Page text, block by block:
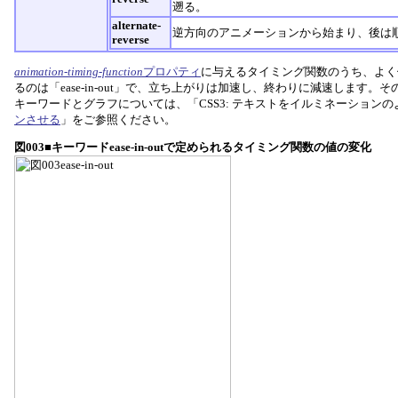
遡る。
alternate-
reverse
逆方向のアニメーションから始まり、後は
animation-timing-functionプロパティ に与えるタイミング関数のうち、よ
るのは「ease-in-out」で、立ち上がりは加速し、終わりに減速します。
キーワードとグラフについては、「CSS3: テキストをイルミネーション
ンさせる 」をご参照ください。
図003■キーワードease-in-outで定められるタイミング関数の値の変化